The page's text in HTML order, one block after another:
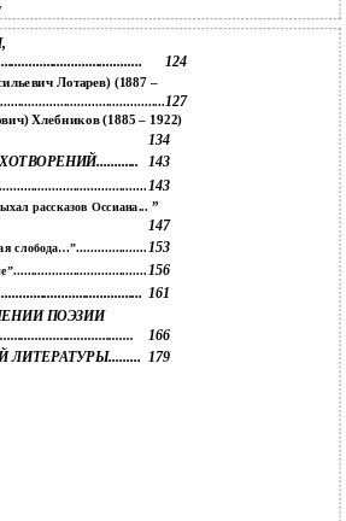
124
Лотарев) (1887 –
127
Хлебников (1885 – 1922)
134
143
143
рассказов Оссиана... ”
147
слобода…”.................... 153
156
161
ПОЭЗИИ
166
179